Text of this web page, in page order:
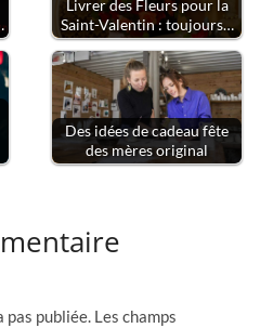
Livrer des Fleurs pour la
Saint-Valentin : toujours…
Des idées de cadeau fête
des mères original
pas publiée. Les champs